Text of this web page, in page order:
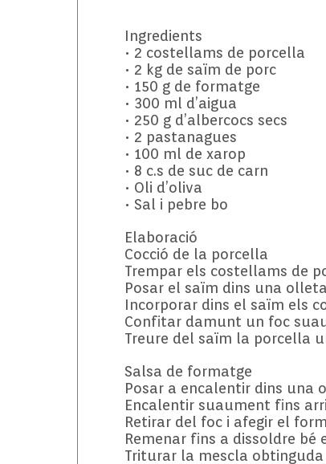
Ingredients
• 2 costellams de porcella
• 2 kg de saïm de porc
• 150 g de formatge
• 300 ml d’aigua
• 250 g d’albercocs secs
• 2 pastanagues
• 100 ml de xarop
• 8 c.s de suc de carn
• Oli d’oliva
• Sal i pebre bo
Elaboració
Cocció de la porcella
Trempar els costellams de
Posar el saïm dins una
Incorporar dins el saïm els
Confitar damunt un foc
Treure del saïm la porcella
Salsa de formatge
Posar a encalentir dins una
Encalentir suaument fins
Retirar del foc i afegir el
Remenar fins a dissoldre bé
Triturar la mescla